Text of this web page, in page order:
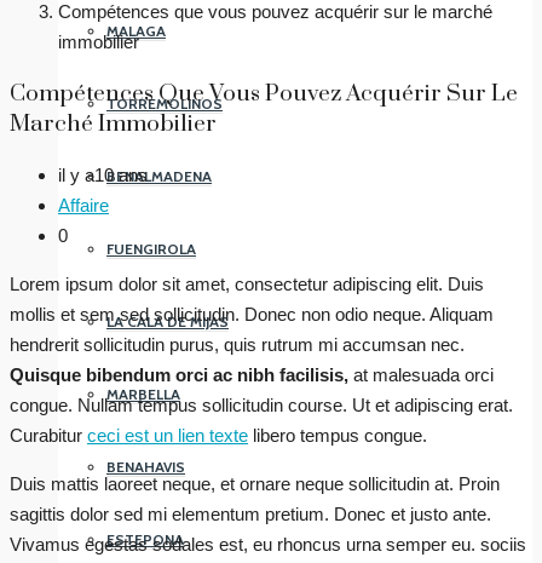
MALAGA
TORREMOLINOS
BENALMADENA
FUENGIROLA
LA CALA DE MIJAS
MARBELLA
BENAHAVIS
ESTEPONA
Compétences que vous pouvez acquérir sur le marché
immobilier
Compétences Que Vous Pouvez Acquérir Sur Le
Marché Immobilier
il y a10 ans
Affaire
0
Lorem ipsum dolor sit amet, consectetur adipiscing elit. Duis
mollis et sem sed sollicitudin. Donec non odio neque. Aliquam
hendrerit sollicitudin purus, quis rutrum mi accumsan nec.
Quisque bibendum orci ac nibh facilisis, at malesuada orci
congue. Nullam tempus sollicitudin course. Ut et adipiscing erat.
Curabitur ceci est un lien texte libero tempus congue.
Duis mattis laoreet neque, et ornare neque sollicitudin at. Proin
sagittis dolor sed mi elementum pretium. Donec et justo ante.
Vivamus egestas sodales est, eu rhoncus urna semper eu. sociis